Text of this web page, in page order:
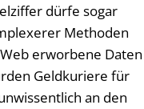
dürfe sogar
Methoden
erworbene Daten
Geldkuriere für
an den